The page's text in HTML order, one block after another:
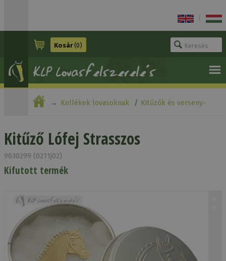
Kosár(0)
Kellékek lovasoknak Kitűzők és verseny-
Kitűző Lófej Strasszos
9630299 (0211j02)
Kifutott termék